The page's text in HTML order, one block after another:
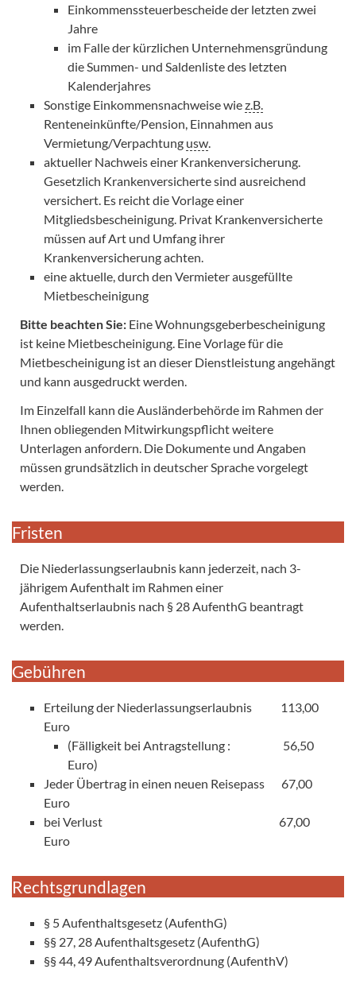
Einkommenssteuerbescheide der letzten zwei
Jahre
im Falle der kürzlichen Unternehmensgründung
die Summen- und Saldenliste des letzten
Kalenderjahres
Sonstige Einkommensnachweise wiez.B.
Renteneinkünfte/Pension, Einnahmen aus
Vermietung/Verpachtung usw
aktueller Nachweis einer Krankenversicherung.
Gesetzlich Krankenversicherte sind ausreichend
versichert. Es reicht die Vorlage einer
Mitgliedsbescheinigung. Privat Krankenversicherte
müssen auf Art und Umfang ihrer
Krankenversicherung achten.
eine aktuelle, durch den Vermieter ausgefüllte
Mietbescheinigung
Bitte beachten Sie: Eine Wohnungsgeberbescheinigung
ist keine Mietbescheinigung. Eine Vorlage für die
Mietbescheinigung ist an dieser Dienstleistung angehängt
und kann ausgedruckt werden.
Im Einzelfall kann die Ausländerbehörde im Rahmen der
Ihnen obliegenden Mitwirkungspflicht weitere
Unterlagen anfordern. Die Dokumente und Angaben
müssen grundsätzlich in deutscher Sprache vorgelegt
werden.
Fristen
Die Niederlassungserlaubnis kann jederzeit, nach 3-
jährigem Aufenthalt im Rahmen einer
Aufenthaltserlaubnis nach § 28 AufenthG beantragt
werden.
Gebühren
Erteilung der Niederlassungserlaubnis 113,00
Euro
(Fälligkeit bei Antragstellung : 56,50
Euro)
Jeder Übertrag in einen neuen Reisepass 67,00
Euro
bei Verlust 67,00
Euro
Rechtsgrundlagen
§ 5 Aufenthaltsgesetz (AufenthG)
§§ 27, 28 Aufenthaltsgesetz (AufenthG)
§§ 44, 49 Aufenthaltsverordnung (AufenthV)